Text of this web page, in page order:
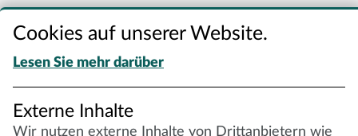
Steckbrief,How to: Filmmusik,Porträtier mich und
dich!,Wie kommunizierst du denn?
SENSIBLE THEMEN
Verlust, Rassismus
Cookies auf unserer Website.
Lesen Sie mehr darüber
Externe Inhalte
Wir nutzen externe Inhalte von Drittanbietern wie